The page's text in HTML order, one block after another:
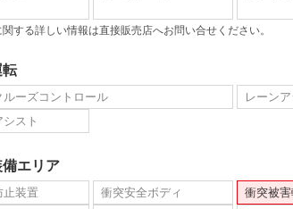
する詳しい情報は直接販売店へお問い合せください。
転
ルーズコントロール レーン
スト
エリア
止装置 衝突安全ボディ 衝突被